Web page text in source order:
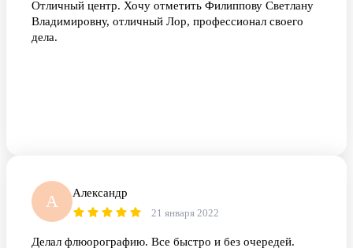
Отличный центр. Хочу отметить Филиппову Светлану
Владимировну, отличный Лор, профессионал своего
дела.
А Александр
21 января 2022
Делал флюорографию. Все быстро и без очередей.